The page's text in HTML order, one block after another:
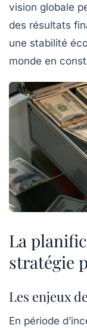
vision globale
des résultats
une stabilité
monde en
La
stratégie
Les enjeux
En période